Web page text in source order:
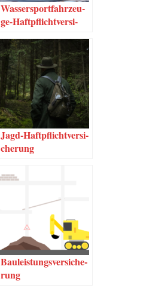
Was­­ser­s­por­t­­fahr­­zeu­­
ge-Haf­t­pflich­t­­ver­­­si­
Jagd-Haf­t­pflich­t­­ver­­­si­
che­rung
Bau­leis­tungs­ver­si­che­
rung